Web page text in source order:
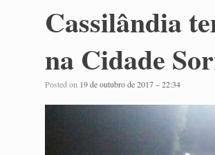
Cassilândia
na Cidade
Posted on 19 de outubro de 2017 – 22:34